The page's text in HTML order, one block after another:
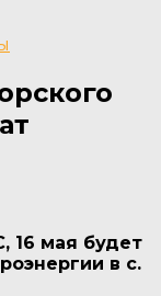
16 мая будет
в с.